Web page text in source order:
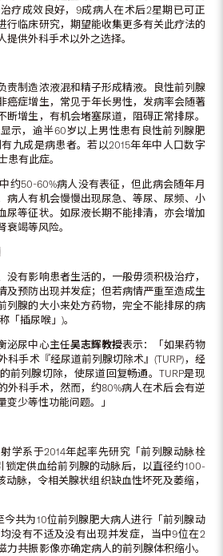
疗成效良好，9成病人在术后2星期已可正
行临床研究，期望能收集更多有关此疗法的
提供外科手术以外之选择。
责制造浓液混和精子形成精液。良性前列腺
癌症增生，常见于年长男性，发病率会随著
断增生，有机会堵塞尿道，阻碍正常排尿。
示，逾半60岁以上男性患有良性前列腺肥
九成是病患者。若以2015年年中人口数字
患有此症。
约50-60%病人没有表征，但此病会随年月
病人有机会慢慢出现尿急、等尿、尿频、小
尿等征状。如尿液长期不能排清，亦会增加
衰竭等风险。
没有影响患者生活的，一般毋须积极治疗，
及预防出现并发症；但若病情严重至造成生
列腺的大小来处方药物，完全不能排尿的病
「插尿喉」)。
泌尿中心主任吴志辉教授表示：「如果药物
科手术『经尿道前列腺切除术』(TURP)，经
前列腺切除，使尿道回复畅通。TURP是现
外科手术，然而，约80%病人在术后会有逆
变少等性功能问题。」
学系于2014年起率先研究「前列腺动脉栓
锁定供血给前列腺的动脉后，以直径约100-
脉，令相关腺状组织缺血性坏死及萎缩，
共为10位前列腺肥大病人进行「前列腺动
没有不适及没有出现并发症，当中9位在2
力共振影像亦确定病人的前列腺体积缩小。